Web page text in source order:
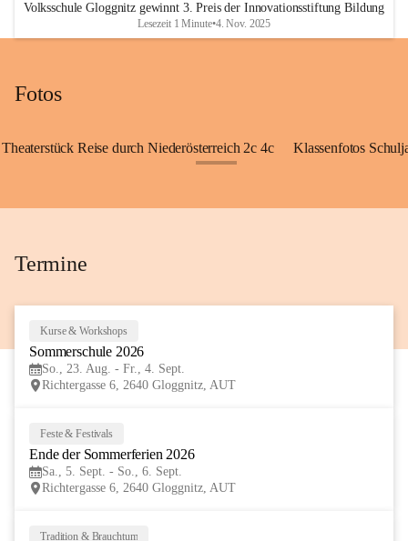
Volksschule Gloggnitz gewinnt 3. Preis der Innovationsstiftung Bildung
Lesezeit 1 Minute•4. Nov. 2025
Fotos
Theaterstück Reise durch Niederösterreich 2c 4c Klassenfotos
Termine
Kurse & Workshops
Sommerschule 2026
So., 23. Aug. - Fr., 4. Sept.
Richtergasse 6, 2640 Gloggnitz, AUT
Feste & Festivals
Ende der Sommerferien 2026
Sa., 5. Sept. - So., 6. Sept.
Richtergasse 6, 2640 Gloggnitz, AUT
Tradition & Brauchtum